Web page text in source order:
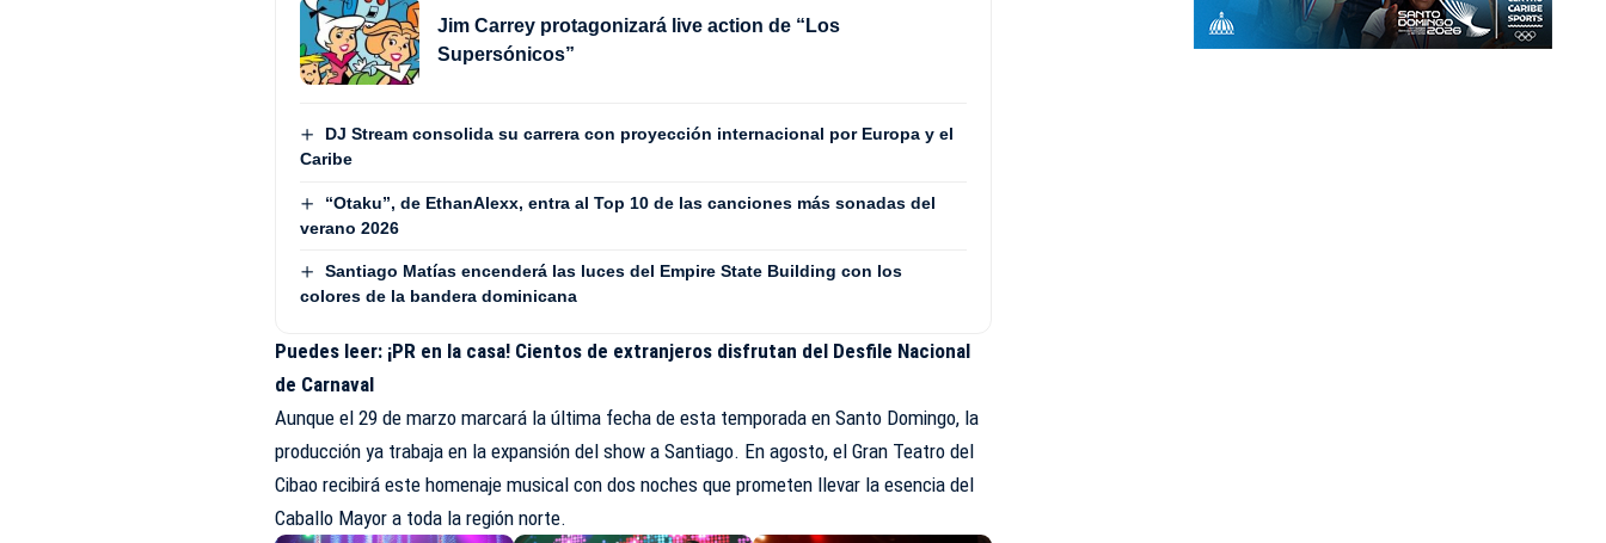
Jim Carrey protagonizará live action de “Los
Supersónicos”
DJ Stream consolida su carrera con proyección internacional por Europa y el
Caribe
“Otaku”, de EthanAlexx, entra al Top 10 de las canciones más sonadas del
verano 2026
Santiago Matías encenderá las luces del Empire State Building con los
colores de la bandera dominicana
Puedes leer: ¡PR en la casa! Cientos de extranjeros disfrutan del Desfile Nacional
de Carnaval
Aunque el 29 de marzo marcará la última fecha de esta temporada en Santo Domingo, la
producción ya trabaja en la expansión del show a Santiago. En agosto, el Gran Teatro del
Cibao recibirá este homenaje musical con dos noches que prometen llevar la esencia del
Caballo Mayor a toda la región norte.